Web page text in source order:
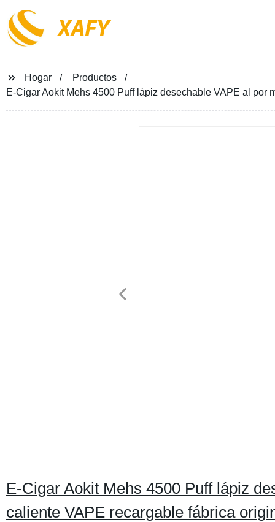
XAFY
Hogar
Productos
E-Cigar Aokit Mehs 4500 Puff lápiz desechable VAPE al por
E-Cigar Aokit Mehs 4500 Puff lápiz
caliente VAPE recargable fábrica